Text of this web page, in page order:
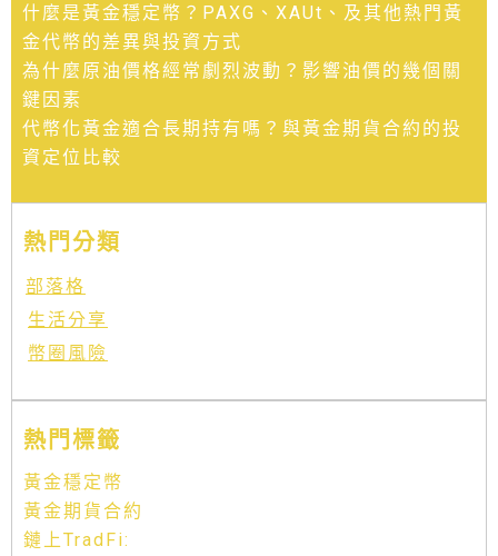
什麼是黃金穩定幣？PAXG、XAUt、及其他熱門黃
金代幣的差異與投資方式
為什麼原油價格經常劇烈波動？影響油價的幾個關
鍵因素
代幣化黃金適合長期持有嗎？與黃金期貨合約的投
資定位比較
熱門分類
部落格
生活分享
幣圈風險
熱門標籤
黃金穩定幣
黃金期貨合約
鏈上TradFi: